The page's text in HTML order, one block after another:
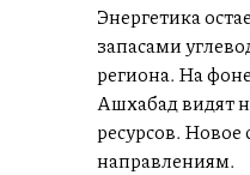
Энергетика
запасами
региона. На
Ашхабад видят
ресурсов.
направлениям.